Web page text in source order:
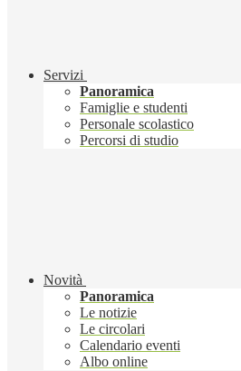
Servizi
Panoramica
Famiglie e studenti
Personale scolastico
Percorsi di studio
Novità
Panoramica
Le notizie
Le circolari
Calendario eventi
Albo online